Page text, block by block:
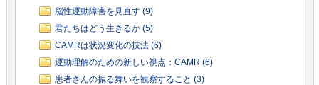
脳性運動障害を見直す (9)
君たちはどう生きるか (5)
CAMRは状況変化の技法 (6)
運動理解のための新しい視点：CAMR (6)
患者さんの振る舞いを観察すること (3)